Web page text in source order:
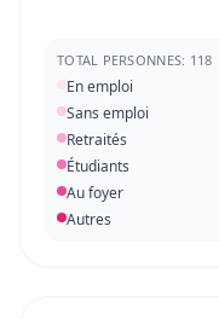
TOTAL PERSONNES: 118
En emploi
Sans emploi
Retraités
Étudiants
Au foyer
Autres